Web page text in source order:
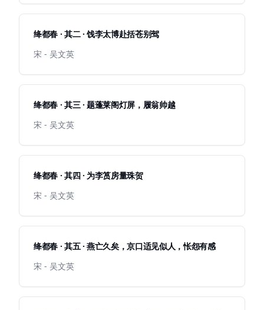
绛都春 · 其二 · 饯李太博赴括苍别驾
宋 - 吴文英
绛都春 · 其三 · 题蓬莱阁灯屏，履翁帅越
宋 - 吴文英
绛都春 · 其四 · 为李筼房量珠贺
宋 - 吴文英
绛都春 · 其五 · 燕亡久矣，京口适见似人，怅怨有感
宋 - 吴文英